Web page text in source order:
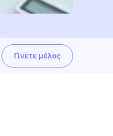
Γίνετε μέλος